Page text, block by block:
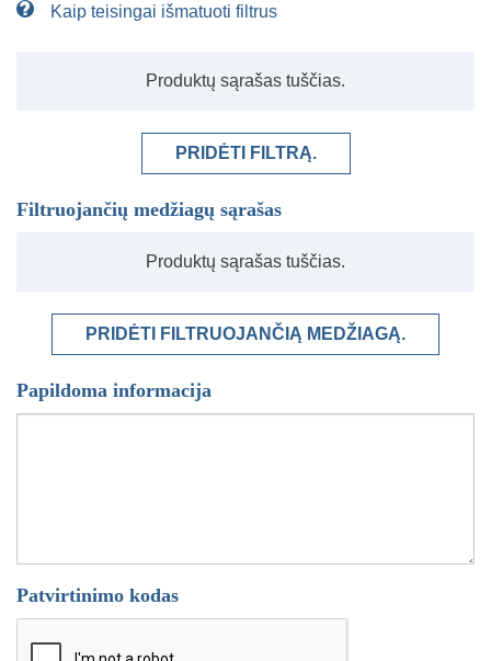
Kaip teisingai išmatuoti filtrus
Produktų sąrašas tuščias.
PRIDĖTI FILTRĄ.
Filtruojančių medžiagų sąrašas
Produktų sąrašas tuščias.
PRIDĖTI FILTRUOJANČIĄ MEDŽIAGĄ.
Papildoma informacija
Patvirtinimo kodas